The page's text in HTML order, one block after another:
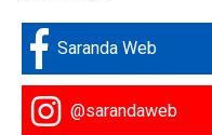
Saranda Web
@sarandaweb